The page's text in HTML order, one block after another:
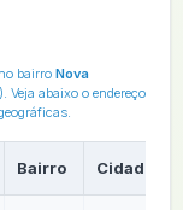
bairro Nova
Veja abaixo o endereço
Bairro Cidade